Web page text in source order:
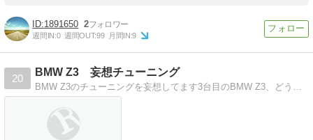
1891650 2
週間IN:0 週間OUT:99 月間IN:9
20
BMW Z3 妄想チューニング
BMW Z3のチューニングを妄想してます3台目のBMW Z3、どうやってチューニングをしようか、日々、妄想しています